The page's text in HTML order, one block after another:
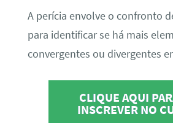
A perícia envolve o confronto
para identificar se há mais
convergentes ou divergentes
CLIQUE AQUI
INSCREVER NO